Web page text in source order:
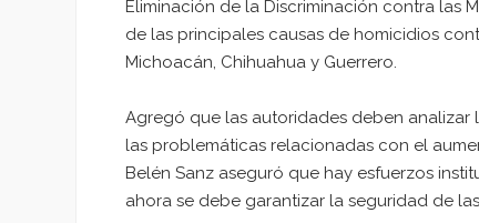
Eliminación de la Discriminación contra las
de las principales causas de homicidios
Michoacán, Chihuahua y Guerrero.
Agregó que las autoridades deben
las problemáticas relacionadas con el
Belén Sanz aseguró que hay esfuerzos
ahora se debe garantizar la seguridad de